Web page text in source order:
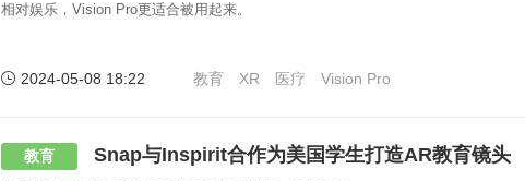
相对娱乐，Vision Pro更适合被用起来。
2024-05-08 18:22 教育 XR 医疗 Vision Pro
教育 Snap与Inspirit合作为美国学生打造AR教育镜头